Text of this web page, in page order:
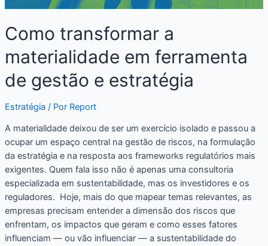
Como transformar a
materialidade em ferramenta
de gestão e estratégia
Estratégia / Por Report
A materialidade deixou de ser um exercício isolado e passou a
ocupar um espaço central na gestão de riscos, na formulação
da estratégia e na resposta aos frameworks regulatórios mais
exigentes. Quem fala isso não é apenas uma consultoria
especializada em sustentabilidade, mas os investidores e os
reguladores. Hoje, mais do que mapear temas relevantes, as
empresas precisam entender a dimensão dos riscos que
enfrentam, os impactos que geram e como esses fatores
influenciam — ou vão influenciar — a sustentabilidade do